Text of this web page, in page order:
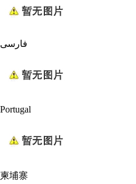
فارسی
Portugal
柬埔寨